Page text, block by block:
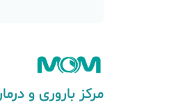
مرکز باروری و